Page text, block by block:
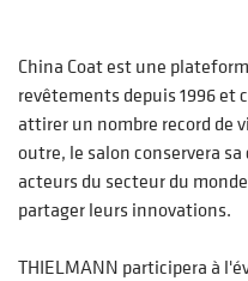
China Coat est une
revêtements depuis 1996 et
attirer un nombre record de
outre, le salon conservera
acteurs du secteur du
partager leurs innovations.
THIELMANN participera à